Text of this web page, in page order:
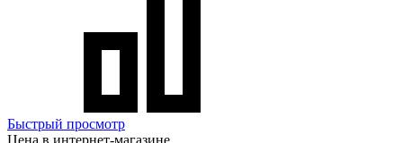
Быстрый просмотр